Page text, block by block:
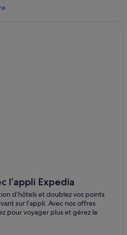
Hotels & Resorts
les animaux de
l’appli Expedia
d’hôtels et doublez vos points
sur l’appli. Avec nos offres
pour voyager plus et gérez le